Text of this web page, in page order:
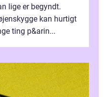
lige er begyndt.
kan hurtigt
ting p&arin...